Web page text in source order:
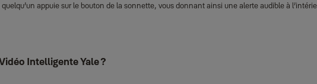
appuie sur le bouton de la sonnette, vous donnant ainsi une alerte audible à
Intelligente Yale ?